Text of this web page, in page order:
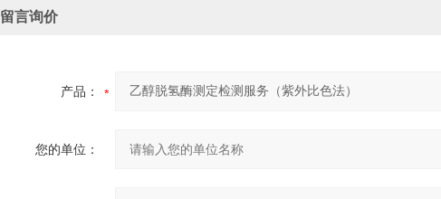
留言询价
产品：
您的单位：